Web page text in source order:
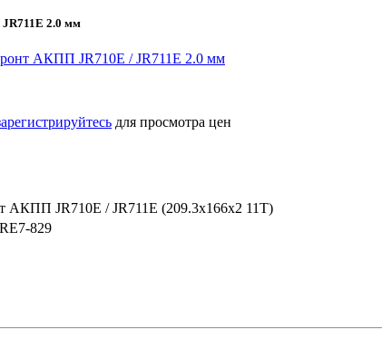
2.0 мм
для просмотра цен
АКПП JR710E / JR711E (209.3x166x2 11T)
829